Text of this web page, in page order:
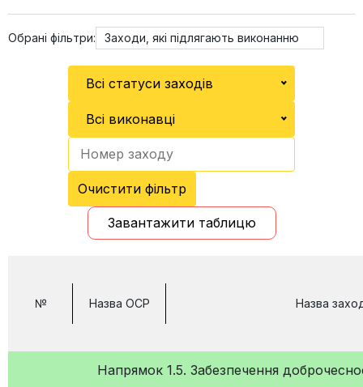
Обрані фільтри: Заходи, які підлягають виконанню
Всі статуси заходів
Всі виконавці
Очистити фільтр
Завантажити таблицю
№ Назва ОСР Назва
Напрямок 1.5. Забезпечення